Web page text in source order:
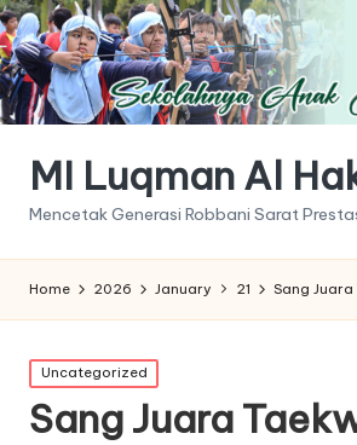
MI Luqman Al
Mencetak Generasi Robbani Sarat
Home 2026 January 21 Sang
Posted
in
Uncategorized
Sang Juara